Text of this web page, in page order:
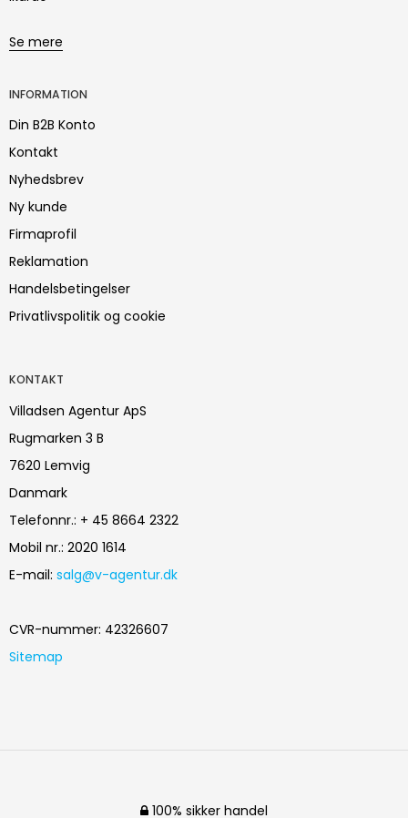
Se mere
INFORMATION
Din B2B Konto
Kontakt
Nyhedsbrev
Ny kunde
Firmaprofil
Reklamation
Handelsbetingelser
Privatlivspolitik og cookie
KONTAKT
Villadsen Agentur ApS
Rugmarken 3 B
7620 Lemvig
Danmark
Telefonnr.: + 45 8664 2322
Mobil nr.: 2020 1614
E-mail: salg@v-agentur.dk
CVR-nummer: 42326607
Sitemap
100% sikker handel